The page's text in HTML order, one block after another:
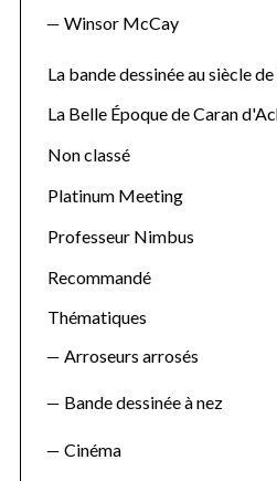
Winsor McCay
La bande dessinée au siècle
La Belle Époque de Caran
Non classé
Platinum Meeting
Professeur Nimbus
Recommandé
Thématiques
Arroseurs arrosés
Bande dessinée à nez
Cinéma